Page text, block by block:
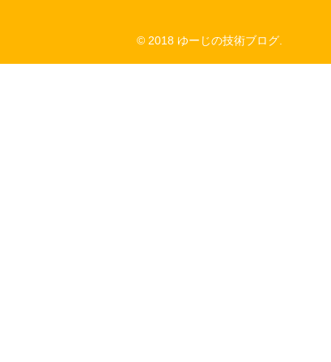
© 2018 ゆーじの技術ブログ.